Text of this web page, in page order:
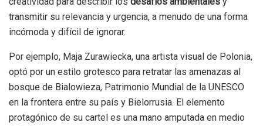
transmitir su relevancia y urgencia, a menudo de una forma
incómoda y difícil de ignorar.
Por ejemplo, Maja Zurawiecka, una artista visual de Polonia,
optó por un estilo grotesco para retratar las amenazas al
bosque de Bialowieza, Patrimonio Mundial de la UNESCO
en la frontera entre su país y Bielorrusia. El elemento
protagónico de su cartel es una mano amputada en medio